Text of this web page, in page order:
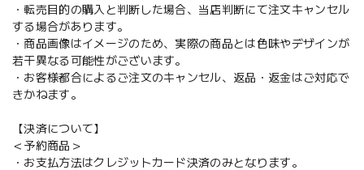
・転売目的の購入と判断した場合、当店判断にて注文キャンセル
する場合があります。
・商品画像はイメージのため、実際の商品とは色味やデザインが
若干異なる可能性がございます。
・お客様都合によるご注文のキャンセル、返品・返金はご対応で
きかねます。
【決済について】
＜予約商品＞
・お支払方法はクレジットカード決済のみとなります。